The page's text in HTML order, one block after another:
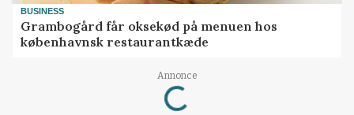
BUSINESS
Grambogård får oksekød på menuen hos
københavnsk restaurantkæde
Annonce
Loading...